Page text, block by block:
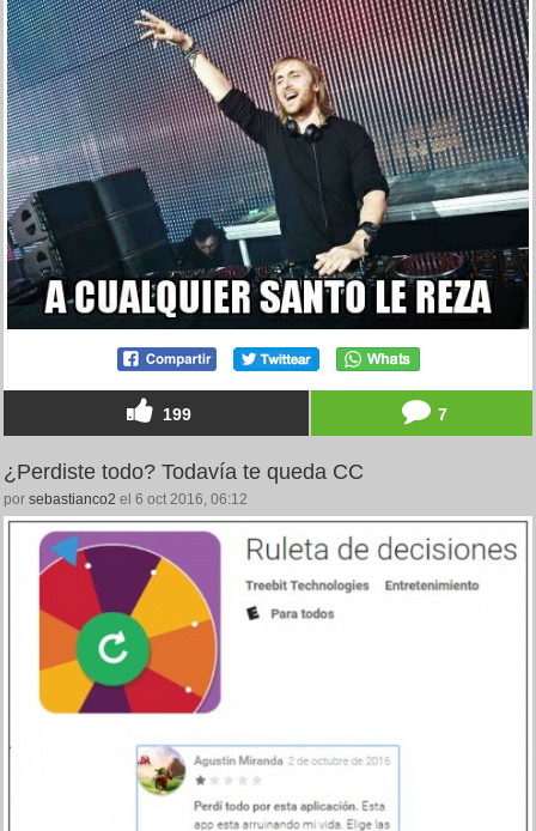
199 7
¿Perdiste todo? Todavía te queda CC
por sebastianco2 el 6 oct 2016, 06:12